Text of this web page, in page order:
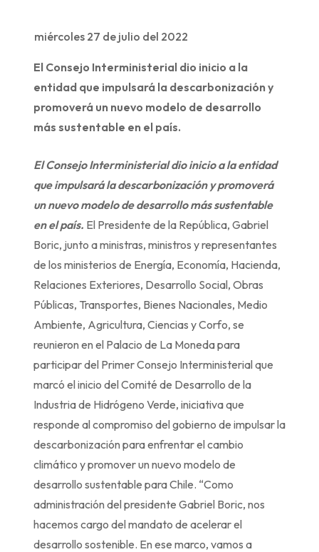
miércoles 27 de julio del 2022
El Consejo Interministerial dio inicio a la
entidad que impulsará la descarbonización y
promoverá un nuevo modelo de desarrollo
más sustentable en el país.
El Consejo Interministerial dio inicio a la entidad
que impulsará la descarbonización y promoverá
un nuevo modelo de desarrollo más sustentable
en el país. El Presidente de la República, Gabriel
Boric, junto a ministras, ministros y representantes
de los ministerios de Energía, Economía, Hacienda,
Relaciones Exteriores, Desarrollo Social, Obras
Públicas, Transportes, Bienes Nacionales, Medio
Ambiente, Agricultura, Ciencias y Corfo, se
reunieron en el Palacio de La Moneda para
participar del Primer Consejo Interministerial que
marcó el inicio del Comité de Desarrollo de la
Industria de Hidrógeno Verde, iniciativa que
responde al compromiso del gobierno de impulsar la
descarbonización para enfrentar el cambio
climático y promover un nuevo modelo de
desarrollo sustentable para Chile. “Como
administración del presidente Gabriel Boric, nos
hacemos cargo del mandato de acelerar el
desarrollo sostenible. En ese marco, vamos a